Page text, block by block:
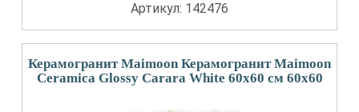
Артикул: 142476
Керамогранит Maimoon Керамогранит Maimoon
Ceramica Glossy Carara White 60х60 см 60x60